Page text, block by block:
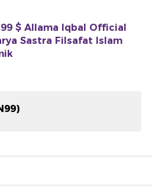
$ Allama Iqbal Official
Sastra Filsafat Islam